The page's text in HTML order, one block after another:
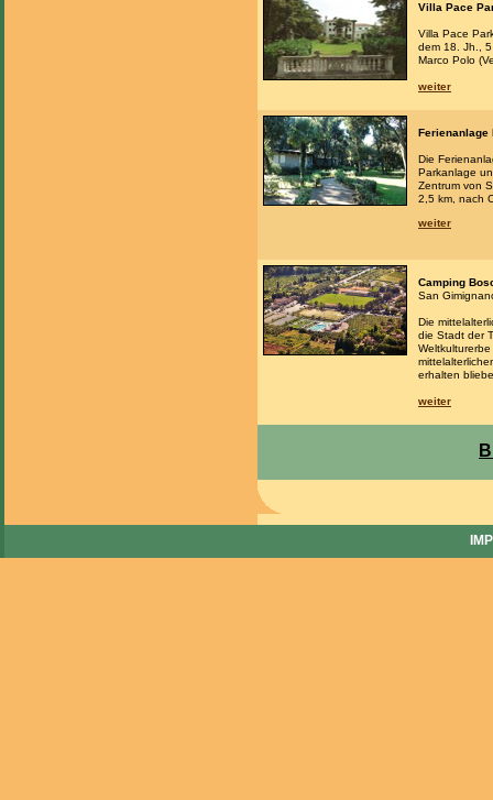
Villa Pace
Villa Pace
dem 18. Jh.,
Marco Polo
weiter
Ferienanlage
Die
Parkanlage
Zentrum von
2,5 km, nach
weiter
Camping
San
Die
die Stadt der
erhalten
weiter